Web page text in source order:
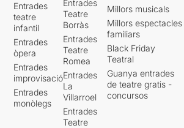
Entrades
teatre
infantil
Entrades
òpera
Entrades
improvisació
Entrades
monòlegs
Entrades
Teatre
Borràs
Entrades
Teatre
Romea
Entrades
La
Villarroel
Entrades
Teatre
Millors musicals
Millors espectacles
familiars
Black Friday
Teatral
Guanya entrades
de teatre gratis -
concursos